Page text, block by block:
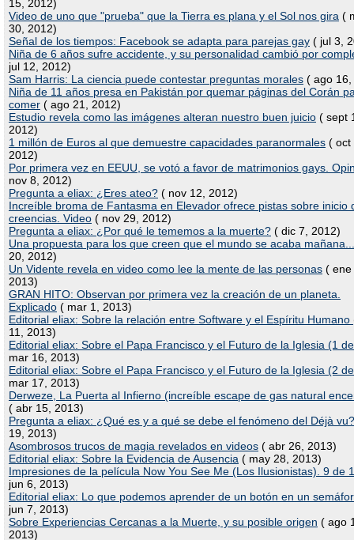
15, 2012)
Video de uno que "prueba" que la Tierra es plana y el Sol nos gira (
30, 2012)
Señal de los tiempos: Facebook se adapta para parejas gay ( jul 3,
Niña de 6 años sufre accidente, y su personalidad cambió por
jul 12, 2012)
Sam Harris: La ciencia puede contestar preguntas morales ( ago
Niña de 11 años presa en Pakistán por quemar páginas del Corán
comer ( ago 21, 2012)
Estudio revela como las imágenes alteran nuestro buen juicio ( sept
2012)
1 millón de Euros al que demuestre capacidades paranormales ( oct
2012)
Por primera vez en EEUU, se votó a favor de matrimonios gays.
nov 8, 2012)
Pregunta a eliax: ¿Eres ateo? ( nov 12, 2012)
Increíble broma de Fantasma en Elevador ofrece pistas sobre inicio
creencias. Video ( nov 29, 2012)
Pregunta a eliax: ¿Por qué le tememos a la muerte? ( dic 7, 2012)
Una propuesta para los que creen que el mundo se acaba mañana...
20, 2012)
Un Vidente revela en video como lee la mente de las personas ( ene
2013)
GRAN HITO: Observan por primera vez la creación de un planeta.
Explicado ( mar 1, 2013)
Editorial eliax: Sobre la relación entre Software y el Espíritu Humano
11, 2013)
Editorial eliax: Sobre el Papa Francisco y el Futuro de la Iglesia (1
mar 16, 2013)
Editorial eliax: Sobre el Papa Francisco y el Futuro de la Iglesia (2
mar 17, 2013)
Derweze, La Puerta al Infierno (increíble escape de gas natural
( abr 15, 2013)
Pregunta a eliax: ¿Qué es y a qué se debe el fenómeno del Déjà vu?
19, 2013)
Asombrosos trucos de magia revelados en videos ( abr 26, 2013)
Editorial eliax: Sobre la Evidencia de Ausencia ( may 28, 2013)
Impresiones de la película Now You See Me (Los Ilusionistas). 9 de
jun 6, 2013)
Editorial eliax: Lo que podemos aprender de un botón en un
jun 7, 2013)
Sobre Experiencias Cercanas a la Muerte, y su posible origen ( ago
2013)